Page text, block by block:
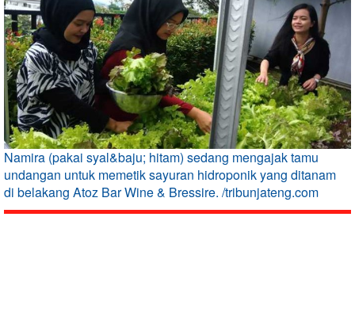
Namira (pakai syal&baju; hitam) sedang mengajak tamu
undangan untuk memetik sayuran hidroponik yang ditanam
di belakang Atoz Bar Wine & Bressire. /tribunjateng.com